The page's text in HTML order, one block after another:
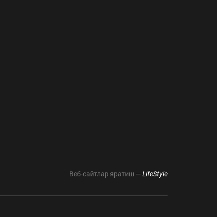
Веб-сайтлар яратиш — LifeStyle